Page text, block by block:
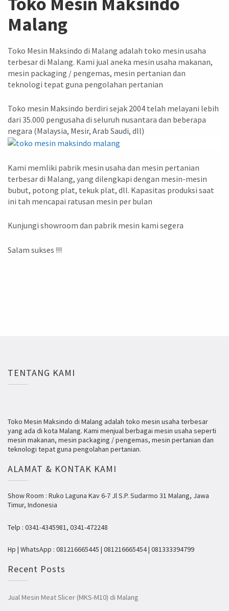
Malang
Toko Mesin Maksindo di Malang adalah toko mesin usaha
terbesar di Malang. Kami jual aneka mesin usaha makanan,
mesin packaging / pengemas, mesin pertanian dan
teknologi tepat guna pengolahan pertanian
Toko mesin Maksindo berdiri sejak 2004 telah melayani lebih
dari 35.000 pengusaha di seluruh nusantara dan beberapa
negara (Malaysia, Mesir, Arab Saudi, dll)
Kami memliki pabrik mesin usaha dan mesin pertanian
terbesar di Malang, yang dilengkapi dengan mesin-mesin
bubut, potong plat, tekuk plat, dll. Kapasitas produksi saat
ini tah mencapai ratusan mesin per bulan
Kunjungi showroom dan pabrik mesin kami segera
Salam sukses !!!
TENTANG KAMI
Toko Mesin Maksindo di Malang adalah toko mesin usaha terbesar
yang ada di kota Malang. Kami menjual berbagai mesin usaha seperti
mesin makanan, mesin packaging / pengemas, mesin pertanian dan
teknologi tepat guna pengolahan pertanian.
ALAMAT & KONTAK KAMI
Show Room : Ruko Laguna Kav 6-7 Jl S.P. Sudarmo 31 Malang, Jawa
Timur, Indonesia
Telp : 0341-4345981, 0341-472248
Hp | WhatsApp : 081216665445 | 081216665454 | 081333394799
Recent Posts
Jual Mesin Meat Slicer (MKS-M10) di Malang